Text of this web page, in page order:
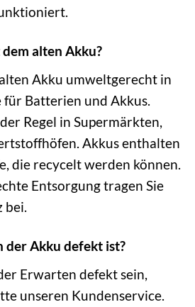
alten Akku?
Akku umweltgerecht in
für Batterien und Akkus.
Regel in Supermärkten,
Akkus enthalten
die recycelt werden können.
Entsorgung tragen Sie
bei.
der Akku defekt ist?
Erwarten defekt sein,
unseren Kundenservice.